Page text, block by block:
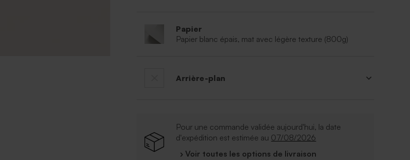
Papier
Papier blanc épais, mat avec légère texture (800g)
Arrière-plan
Pour une commande validée aujourd'hui, la date
d'expédition est estimée au 07/08/2026
› Voir toutes les options de livraison